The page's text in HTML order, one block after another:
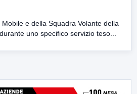
e della Squadra Volante della
uno specifico servizio teso...